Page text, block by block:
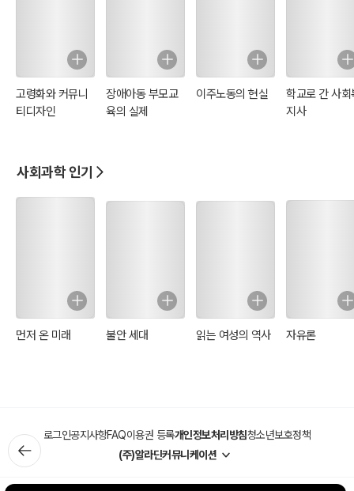
고령화와 커뮤니
티디자인
장애아동 부모교
육의 실제
이주노동의 현실
학교로 간 사회
지사
사회과학 인기
먼저 온 미래 불안 세대 읽는 여성의 역사 자유론
로그인공지사항FAQ이용권 등록개인정보처리방침청소년보호정책
(주)알라딘커뮤니케이션